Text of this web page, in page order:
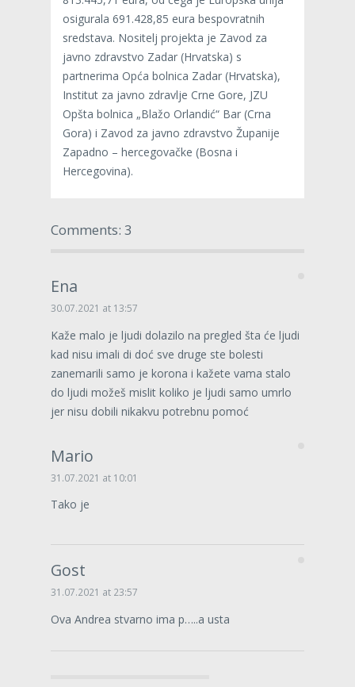
osigurala 691.428,85 eura bespovratnih
sredstava. Nositelj projekta je Zavod za
javno zdravstvo Zadar (Hrvatska) s
partnerima Opća bolnica Zadar (Hrvatska),
Institut za javno zdravlje Crne Gore, JZU
Opšta bolnica „Blažo Orlandić“ Bar (Crna
Gora) i Zavod za javno zdravstvo Županije
Zapadno – hercegovačke (Bosna i
Hercegovina).
Comments: 3
Ena
30.07.2021 at 13:57
Kaže malo je ljudi dolazilo na pregled šta će ljudi
kad nisu imali di doć sve druge ste bolesti
zanemarili samo je korona i kažete vama stalo
do ljudi možeš mislit koliko je ljudi samo umrlo
jer nisu dobili nikakvu potrebnu pomoć
Mario
31.07.2021 at 10:01
Tako je
Gost
31.07.2021 at 23:57
Ova Andrea stvarno ima p…..a usta